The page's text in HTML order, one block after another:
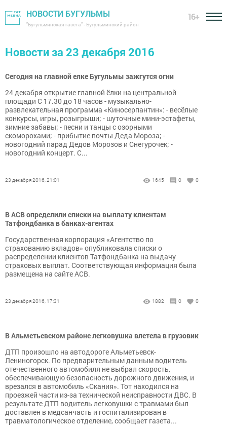
НОВОСТИ БУГУЛЬМЫ
"Бугульминская газета" - Бугульминский район
16+
Новости за 23 декабря 2016
Сегодня на главной елке Бугульмы зажгутся огни
24 декабря открытие главной ёлки на центральной
площади С 17.30 до 18 часов - музыкально-
развлекательная программа «Киносерпантин»: - весёлые
конкурсы, игры, розыгрыши; - шуточные мини-эстафеты,
зимние забавы; - песни и танцы с озорными
скоморохами; - прибытие почты Деда Мороза; -
новогодний парад Дедов Морозов и Снегурочек; -
новогодний концерт. С...
23 декабря 2016, 21:01 1645 0 0
В АСВ определили списки на выплату клиентам
Татфондбанка в банках-агентах
Государственная корпорация «Агентство по
страхованию вкладов» опубликовала списки о
распределении клиентов Татфондбанка на выдачу
страховых выплат. Соответствующая информация была
размещена на сайте АСВ.
23 декабря 2016, 17:31 1882 0 0
В Альметьевском районе легковушка влетела в грузовик
ДТП произошло на автодороге Альметьевск-
Лениногорск. По предварительным данным водитель
отечественного автомобиля не выбрал скорость,
обеспечивающую безопасность дорожного движения, и
врезался в автомобиль «Скания». Тот находился на
проезжей части из-за технической неисправности ДВС. В
результате ДТП водитель легковушки с травмами был
доставлен в медсанчасть и госпитализирован в
травматологическое отделение, сообщает газета...